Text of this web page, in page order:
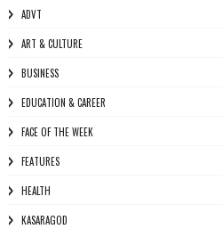
ADVT
ART & CULTURE
BUSINESS
EDUCATION & CAREER
FACE OF THE WEEK
FEATURES
HEALTH
KASARAGOD